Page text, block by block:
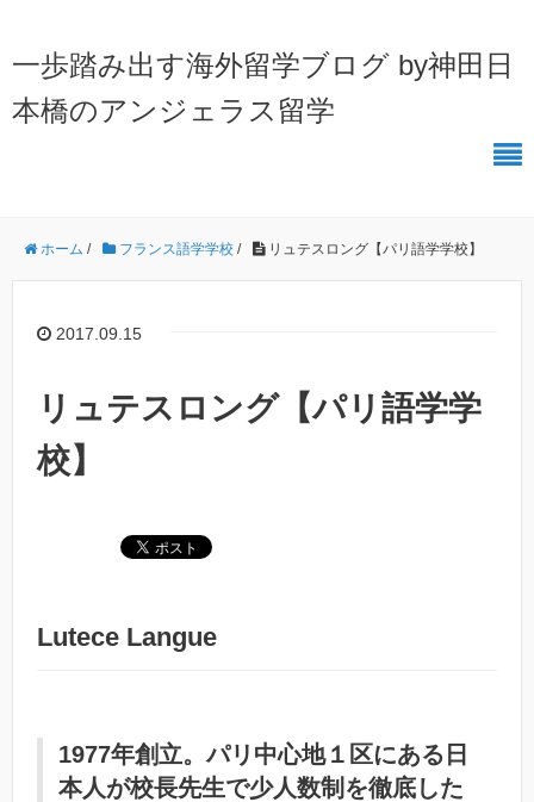
一歩踏み出す海外留学ブログ by神田日
本橋のアンジェラス留学
ホーム / フランス語学学校 / リュテスロング【パリ語学学校】
2017.09.15
リュテスロング【パリ語学学
校】
Lutece Langue
1977年創立。パリ中心地１区にある日
本人が校長先生で少人数制を徹底した